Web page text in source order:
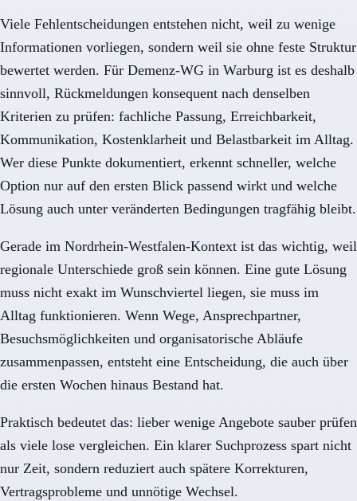
Viele Fehlentscheidungen entstehen nicht, weil zu wenige
Informationen vorliegen, sondern weil sie ohne feste Struktur
bewertet werden. Für Demenz-WG in Warburg ist es deshalb
sinnvoll, Rückmeldungen konsequent nach denselben
Kriterien zu prüfen: fachliche Passung, Erreichbarkeit,
Kommunikation, Kostenklarheit und Belastbarkeit im Alltag.
Wer diese Punkte dokumentiert, erkennt schneller, welche
Option nur auf den ersten Blick passend wirkt und welche
Lösung auch unter veränderten Bedingungen tragfähig bleibt.
Gerade im Nordrhein-Westfalen-Kontext ist das wichtig, weil
regionale Unterschiede groß sein können. Eine gute Lösung
muss nicht exakt im Wunschviertel liegen, sie muss im
Alltag funktionieren. Wenn Wege, Ansprechpartner,
Besuchsmöglichkeiten und organisatorische Abläufe
zusammenpassen, entsteht eine Entscheidung, die auch über
die ersten Wochen hinaus Bestand hat.
Praktisch bedeutet das: lieber wenige Angebote sauber prüfen
als viele lose vergleichen. Ein klarer Suchprozess spart nicht
nur Zeit, sondern reduziert auch spätere Korrekturen,
Vertragsprobleme und unnötige Wechsel.